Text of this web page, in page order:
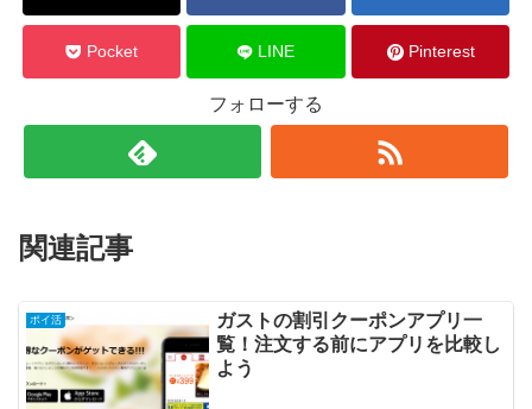
Pocket LINE Pinterest
フォローする
関連記事
ポイ活
ガストの割引クーポンアプリ一
覧！注文する前にアプリを比較し
よう